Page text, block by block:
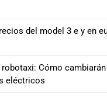
del model 3 e y en
Cómo
eléctricos